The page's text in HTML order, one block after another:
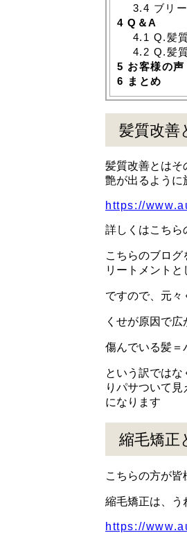
3.4 ブリ
4 Q＆A
4.1 Q.髪
4.2 Q.髪
5 お客様の声
6 まとめ
髪質改善
髪質改善とはそ
艶が出るように
https://
詳しくはこちら
こちらのブロ
リートメントと
ですので、元々
くせが原因で
傷んでいる髪＝
という訳では
りパサついて
になります
縮毛矯正
こちらの方が皆
縮毛矯正は、う
https://